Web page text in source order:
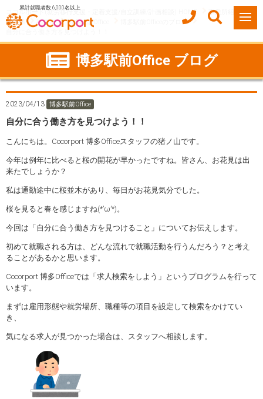
累計就職者数 6,000名以上
ココルポート(就労移行支援・定着支援/自立訓練/計画相談) HOME
事業所紹介
福岡県
福岡市 博多駅前Office
博多駅前Officeのブログ
自分に合う働き方を見つけよう！！
博多駅前Office ブログ
2023/04/13 博多駅前Office
自分に合う働き方を見つけよう！！
こんにちは。Cocorport 博多Officeスタッフの猪ノ山です。
今年は例年に比べると桜の開花が早かったですね。皆さん、お花見は出
来たでしょうか？
私は通勤途中に桜並木があり、毎日がお花見気分でした。
桜を見ると春を感じますね(*’ω’*)。
今回は「自分に合う働き方を見つけること」についてお伝えします。
初めて就職される方は、どんな流れで就職活動を行うんだろう？と考え
ることがあるかと思います。
Cocorport 博多Officeでは「求人検索をしよう」というプログラムを行って
います。
まずは雇用形態や就労場所、職種等の項目を設定して検索をかけてい
き、
気になる求人が見つかった場合は、スタッフへ相談します。